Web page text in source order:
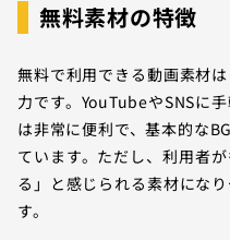
無料素材の特徴
無料で利用できる動画素材
力です。YouTubeやSNSに
は非常に便利で、基本的な
ています。ただし、利用者
る」と感じられる素材にな
す。